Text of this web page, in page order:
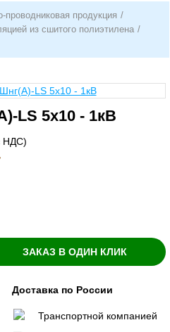
проводниковая продукция /
из сшитого полиэтилена /
LS 5х10 - 1кВ
НДС)
ЗАКАЗ В ОДИН КЛИК
Доставка по России
Транспортной компанией